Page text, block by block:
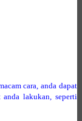
cara, anda dapat
lakukan, seperti